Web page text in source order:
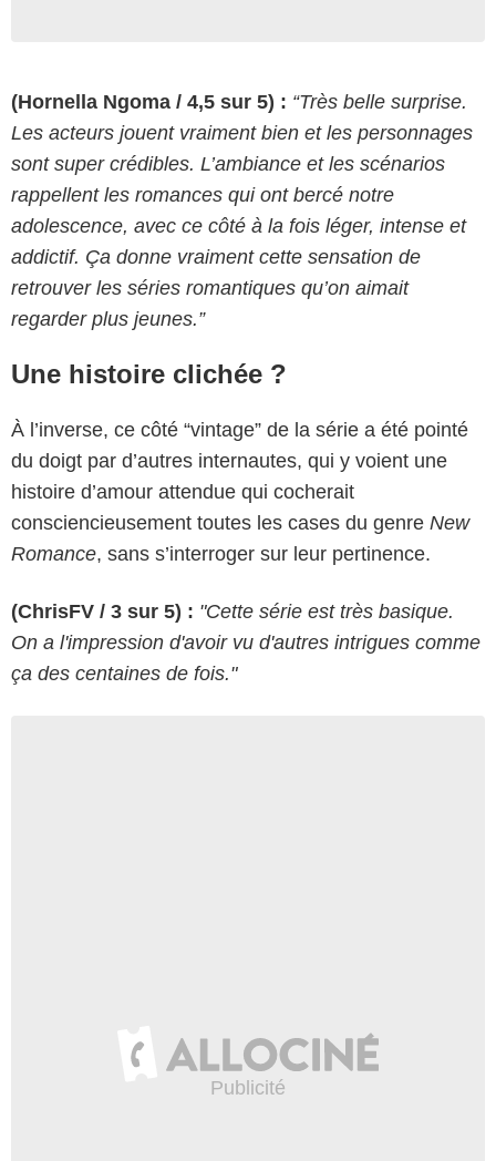
(Hornella Ngoma / 4,5 sur 5) : “Très belle surprise.
Les acteurs jouent vraiment bien et les personnages
sont super crédibles. L’ambiance et les scénarios
rappellent les romances qui ont bercé notre
adolescence, avec ce côté à la fois léger, intense et
addictif. Ça donne vraiment cette sensation de
retrouver les séries romantiques qu’on aimait
regarder plus jeunes.”
Une histoire clichée ?
À l’inverse, ce côté “vintage” de la série a été pointé
du doigt par d’autres internautes, qui y voient une
histoire d’amour attendue qui cocherait
consciencieusement toutes les cases du genre New
Romance, sans s’interroger sur leur pertinence.
(ChrisFV / 3 sur 5) : "Cette série est très basique.
On a l'impression d'avoir vu d'autres intrigues comme
ça des centaines de fois."